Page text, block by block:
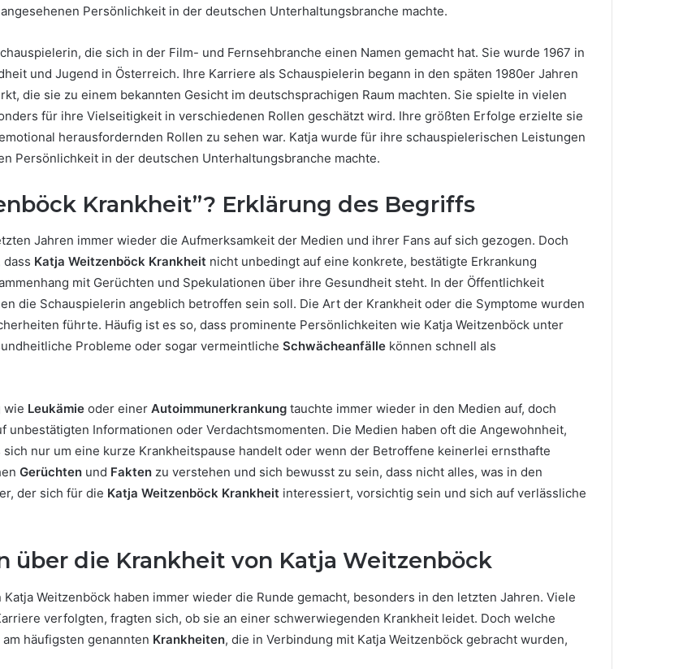
Persönlichkeit in der deutschen Unterhaltungsbranche machte.
die sich in der Film- und Fernsehbranche einen Namen gemacht hat. Sie wurde 1967 in
und Jugend in Österreich. Ihre Karriere als Schauspielerin begann in den späten 1980er Jahren
die sie zu einem bekannten Gesicht im deutschsprachigen Raum machten. Sie spielte in vielen
für ihre Vielseitigkeit in verschiedenen Rollen geschätzt wird. Ihre größten Erfolge erzielte sie
herausfordernden Rollen zu sehen war. Katja wurde für ihre schauspielerischen Leistungen
Persönlichkeit in der deutschen Unterhaltungsbranche machte.
Krankheit”? Erklärung des Begriffs
Jahren immer wieder die Aufmerksamkeit der Medien und ihrer Fans auf sich gezogen. Doch
Katja Weitzenböck Krankheit nicht unbedingt auf eine konkrete, bestätigte Erkrankung
mit Gerüchten und Spekulationen über ihre Gesundheit steht. In der Öffentlichkeit
die Schauspielerin angeblich betroffen sein soll. Die Art der Krankheit oder die Symptome wurden
führte. Häufig ist es so, dass prominente Persönlichkeiten wie Katja Weitzenböck unter
Probleme oder sogar vermeintliche Schwächeanfälle können schnell als
wie Leukämie oder einer Autoimmunerkrankung tauchte immer wieder in den Medien auf, doch
Informationen oder Verdachtsmomenten. Die Medien haben oft die Angewohnheit,
nur um eine kurze Krankheitspause handelt oder wenn der Betroffene keinerlei ernsthafte
Gerüchten und Fakten zu verstehen und sich bewusst zu sein, dass nicht alles, was in den
der sich für die Katja Weitzenböck Krankheit interessiert, vorsichtig sein und sich auf verlässliche
über die Krankheit von Katja Weitzenböck
Weitzenböck haben immer wieder die Runde gemacht, besonders in den letzten Jahren. Viele
verfolgten, fragten sich, ob sie an einer schwerwiegenden Krankheit leidet. Doch welche
häufigsten genannten Krankheiten, die in Verbindung mit Katja Weitzenböck gebracht wurden,